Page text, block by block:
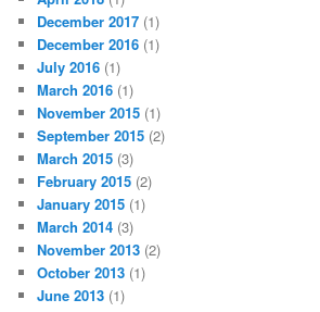
December 2017 (1)
December 2016 (1)
July 2016 (1)
March 2016 (1)
November 2015 (1)
September 2015 (2)
March 2015 (3)
February 2015 (2)
January 2015 (1)
March 2014 (3)
November 2013 (2)
October 2013 (1)
June 2013 (1)